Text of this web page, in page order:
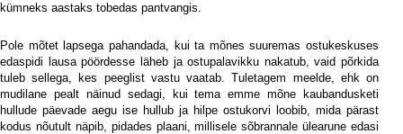
kümneks aastaks tobedas pantvangis.
Pole mõtet lapsega pahandada, kui ta mõnes suuremas ostukeskuses
edaspidi lausa pöördesse läheb ja ostupalavikku nakatub, vaid põrkida
tuleb sellega, kes peeglist vastu vaatab. Tuletagem meelde, ehk on
mudilane pealt näinud sedagi, kui tema emme mõne kaubandusketi
hullude päevade aegu ise hullub ja hilpe ostukorvi loobib, mida pärast
kodus nõutult näpib, pidades plaani, millisele sõbrannale ülearune edasi